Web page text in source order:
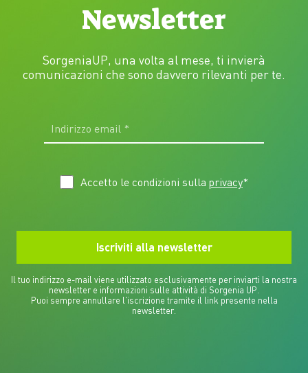
Newsletter
SorgeniaUP, una volta al mese, ti invierà
comunicazioni che sono davvero rilevanti per te.
Accetto le condizioni sulla privacy*
Il tuo indirizzo e-mail viene utilizzato esclusivamente per inviarti la nostra
newsletter e informazioni sulle attività di Sorgenia UP.
Puoi sempre annullare l'iscrizione tramite il link presente nella
newsletter.